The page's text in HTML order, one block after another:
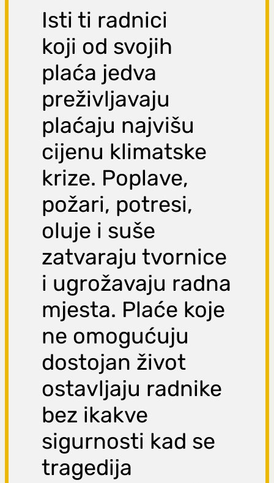
Isti ti radnici
koji od svojih
plaća jedva
preživljavaju
plaćaju najvišu
cijenu klimatske
krize. Poplave,
požari, potresi,
oluje i suše
zatvaraju tvornice
i ugrožavaju radna
mjesta. Plaće koje
ne omogućuju
dostojan život
ostavljaju radnike
bez ikakve
sigurnosti kad se
tragedija